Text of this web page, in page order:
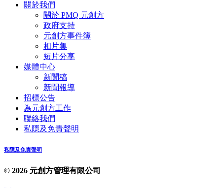
關於我們
關於 PMQ 元創方
政府支持
元創方事件簿
相片集
短片分享
媒體中心
新聞稿
新聞報導
招標公告
為元創方工作
聯絡我們
私隱及免責聲明
私隱及免責聲明
© 2026 元創方管理有限公司